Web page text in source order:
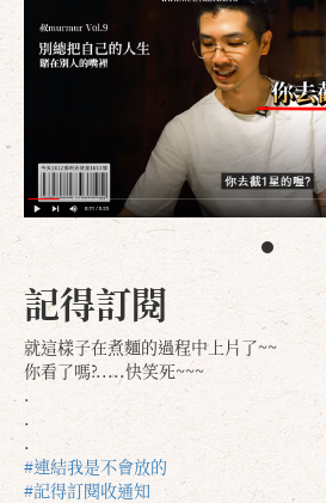
記得訂閱
就這樣子在煮麵的過程中上片了~~
你看了嗎?.....快笑死~~~
.
.
.
#連結我是不會放的
#記得訂閱收通知